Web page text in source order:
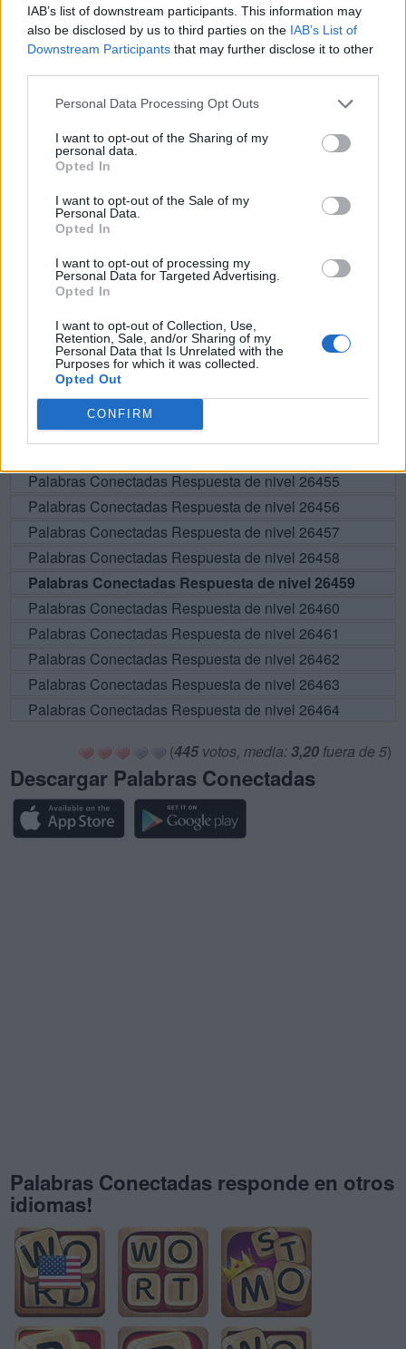
IAB’s list of downstream participants. This information may
also be disclosed by us to third parties on the IAB’s List of
Downstream Participants that may further disclose it to other
Personal Data Processing Opt Outs
I want to opt-out of the Sharing of my
personal data.
Opted In
I want to opt-out of the Sale of my
Personal Data.
Opted In
I want to opt-out of processing my
Personal Data for Targeted Advertising.
Opted In
I want to opt-out of Collection, Use,
Retention, Sale, and/or Sharing of my
Personal Data that Is Unrelated with the
Purposes for which it was collected.
Opted Out
CONFIRM
D
A T
A
T
A S
A
D
I T
A
I D
A
A
S A
A U
T A S
BUSCAR MÁS
RESPUESTAS
Por favor seleccione los niveles:
Palabras Conectadas Respuesta de nivel 26455
Palabras Conectadas Respuesta de nivel 26456
Palabras Conectadas Respuesta de nivel 26457
Palabras Conectadas Respuesta de nivel 26458
Palabras Conectadas Respuesta de nivel 26459
Palabras Conectadas Respuesta de nivel 26460
Palabras Conectadas Respuesta de nivel 26461
Palabras Conectadas Respuesta de nivel 26462
Palabras Conectadas Respuesta de nivel 26463
Palabras Conectadas Respuesta de nivel 26464
(445votos, media: 3,20 fuera de 5)
Descargar Palabras Conectadas
Palabras Conectadas responde en otros
idiomas!